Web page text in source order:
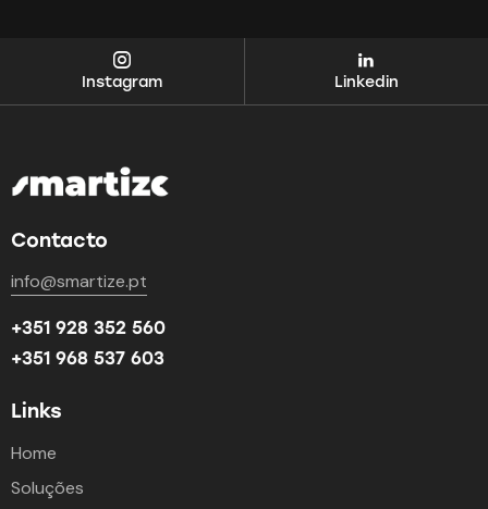
Instagram Linkedin
Contacto
info@smartize.pt
+351 928 352 560
+351 968 537 603
Links
Home
Soluções